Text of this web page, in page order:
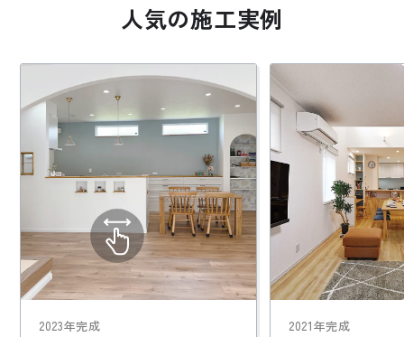
人気の施工実例
2023年完成 2021年完成